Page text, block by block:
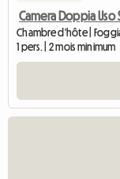
Camera Doppia Uso
Chambre d'hôte | Foggia
1 pers. | 2 mois minimum